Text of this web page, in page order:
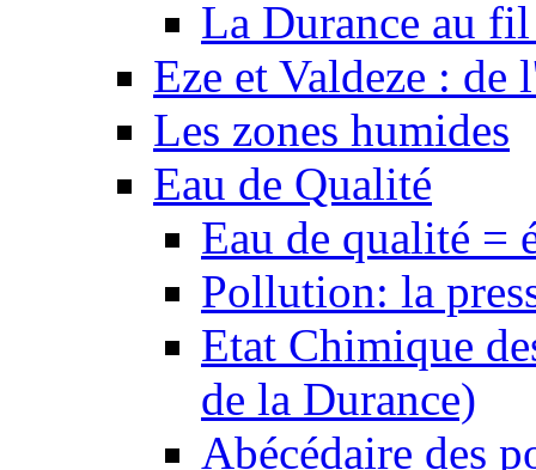
La Durance au
Eze et Valdeze : de
Les zones humides
Eau de Qualité
Eau de qualité =
Pollution: la
Etat Chimique
de la Durance)
Abécédaire des